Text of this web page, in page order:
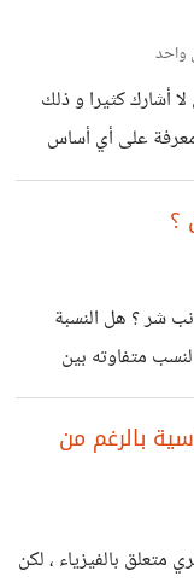
واحد
أشارك كثيرا و ذلك
معرفة على أي أساس
أوقات طرحها مختلفة
؟
شر ؟ هل النسبة
متفاوته بين
خير ، والشر أمر
من الشر اي أن
وكذلك الأمر
بالرغم من
متعلق بالفيزياء ، لكن